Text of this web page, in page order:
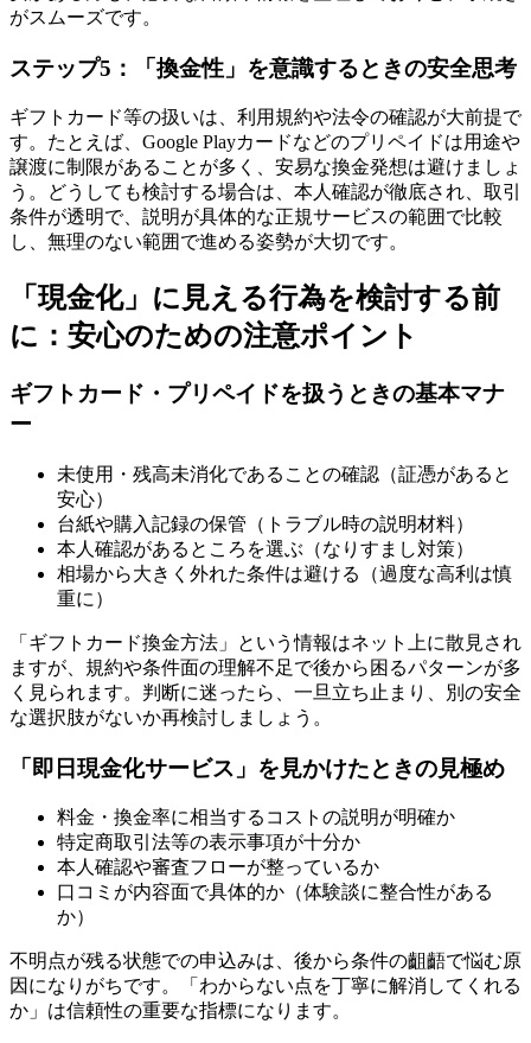
がスムーズです。
ステップ5：「換金性」を意識するときの安全思考
ギフトカード等の扱いは、利用規約や法令の確認が大前提で
す。たとえば、Google Playカードなどのプリペイドは用途や
譲渡に制限があることが多く、安易な換金発想は避けましょ
う。どうしても検討する場合は、本人確認が徹底され、取引
条件が透明で、説明が具体的な正規サービスの範囲で比較
し、無理のない範囲で進める姿勢が大切です。
「現金化」に見える行為を検討する前
に：安心のための注意ポイント
ギフトカード・プリペイドを扱うときの基本マナ
ー
未使用・残高未消化であることの確認（証憑があると
安心）
台紙や購入記録の保管（トラブル時の説明材料）
本人確認があるところを選ぶ（なりすまし対策）
相場から大きく外れた条件は避ける（過度な高利は慎
重に）
「ギフトカード換金方法」という情報はネット上に散見され
ますが、規約や条件面の理解不足で後から困るパターンが多
く見られます。判断に迷ったら、一旦立ち止まり、別の安全
な選択肢がないか再検討しましょう。
「即日現金化サービス」を見かけたときの見極め
料金・換金率に相当するコストの説明が明確か
特定商取引法等の表示事項が十分か
本人確認や審査フローが整っているか
口コミが内容面で具体的か（体験談に整合性がある
か）
不明点が残る状態での申込みは、後から条件の齟齬で悩む原
因になりがちです。「わからない点を丁寧に解消してくれる
か」は信頼性の重要な指標になります。